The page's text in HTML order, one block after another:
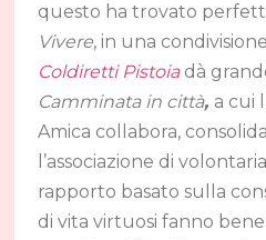
questo ha trovato
Vivere, in una
Coldiretti Pistoiadà
Camminata in città, a cui
Amica collabora,
l’associazione di
rapporto basato sulla
di vita virtuosi fanno